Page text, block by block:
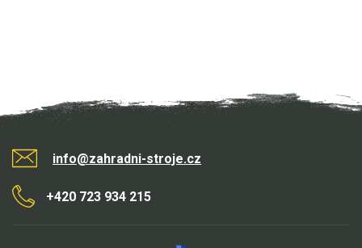
info@zahradni-stroje.cz
+420 723 934 215